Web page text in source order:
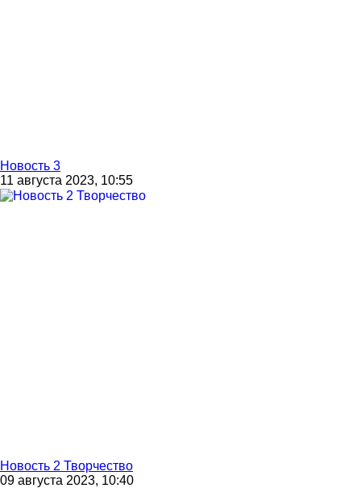
Новость 3
11 августа 2023, 10:55
Новость 2 Творчество
09 августа 2023, 10:40